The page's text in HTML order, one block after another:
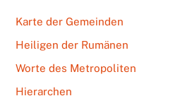
Karte der Gemeinden
Heiligen der Rumänen
Worte des Metropoliten
Hierarchen